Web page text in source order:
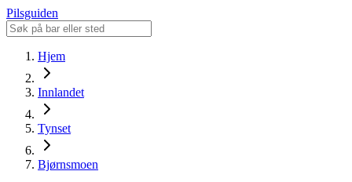
Pilsguiden
Hjem
Innlandet
Tynset
Bjørnsmoen